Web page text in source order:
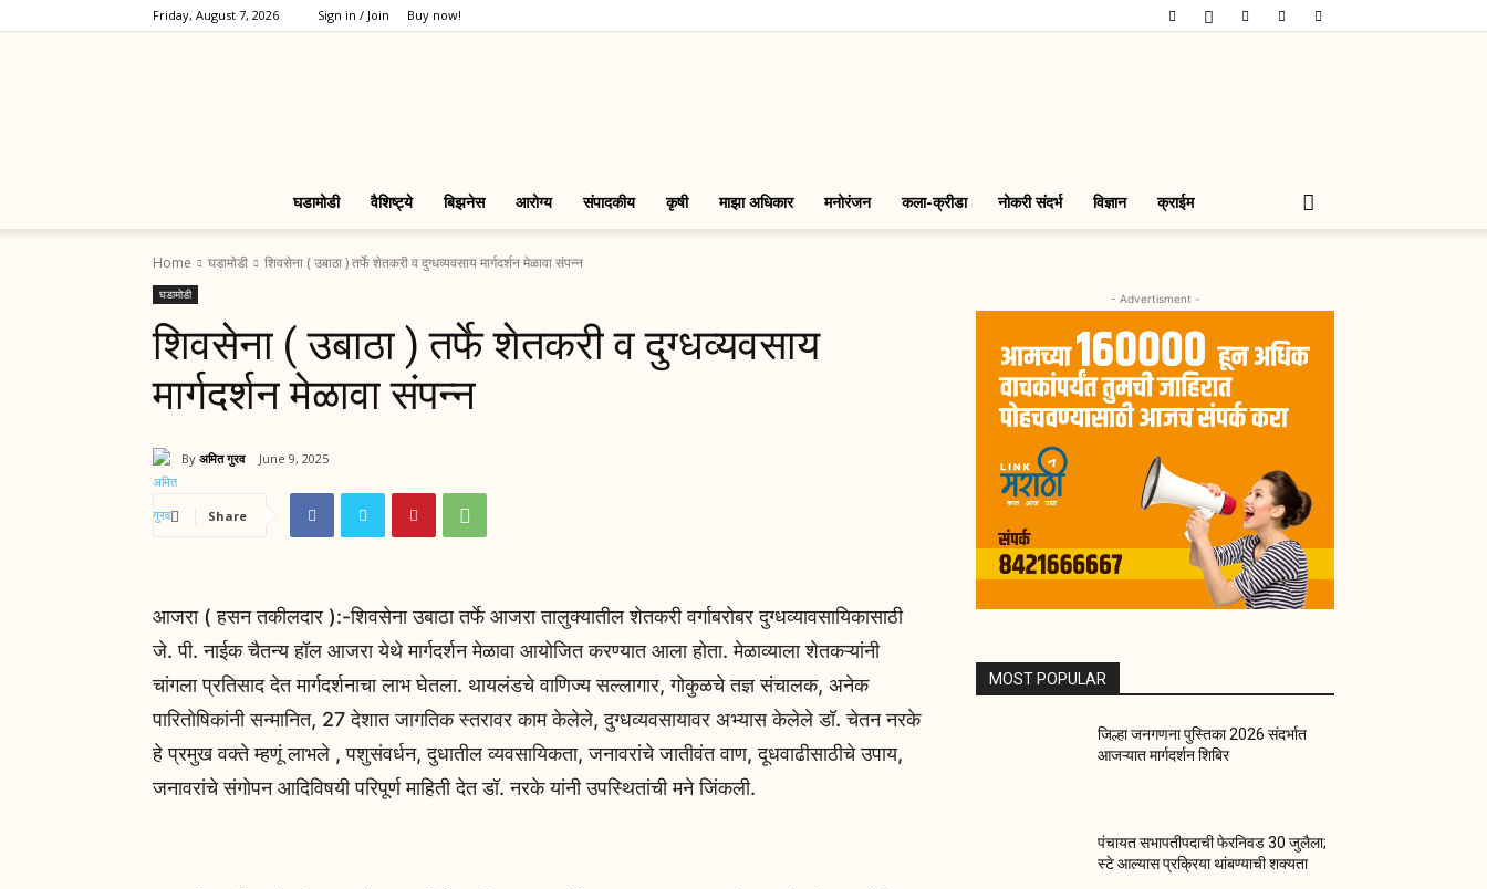
Friday, August 7, 2026 Sign in / Join Buy now!
घडामोडी वैशिष्ट्ये बिझनेस आरोग्य संपादकीय कृषी माझा अधिकार मनोरंजन कला-क्रीडा नोकरी संदर्भ विज्ञान क्राईम
Home घडामोडी शिवसेना ( उबाठा ) तर्फे शेतकरी व दुग्धव्यवसाय मार्गदर्शन मेळावा संपन्न
घडामोडी
शिवसेना ( उबाठा ) तर्फे शेतकरी व दुग्धव्यवसाय
मार्गदर्शन मेळावा संपन्न
By अमित गुरव June 9, 2025
Share
आजरा ( हसन तकीलदार ):-शिवसेना उबाठा तर्फे आजरा तालुक्यातील शेतकरी वर्गाबरोबर दुग्धव्यावसायिकासाठी
जे. पी. नाईक चैतन्य हॉल आजरा येथे मार्गदर्शन मेळावा आयोजित करण्यात आला होता. मेळाव्याला शेतकऱ्यांनी
चांगला प्रतिसाद देत मार्गदर्शनाचा लाभ घेतला. थायलंडचे वाणिज्य सल्लागार, गोकुळचे तज्ञ संचालक, अनेक
पारितोषिकांनी सन्मानित, 27 देशात जागतिक स्तरावर काम केलेले, दुग्धव्यवसायावर अभ्यास केलेले डॉ. चेतन नरके
हे प्रमुख वक्ते म्हणूं लाभले , पशुसंवर्धन, दुधातील व्यवसायिकता, जनावरांचे जातीवंत वाण, दूधवाढीसाठीचे उपाय,
जनावरांचे संगोपन आदिविषयी परिपूर्ण माहिती देत डॉ. नरके यांनी उपस्थितांची मने जिंकली.
- Advertisment -
MOST POPULAR
जिल्हा जनगणना पुस्तिका 2026 संदर्भात
आजऱ्यात मार्गदर्शन शिबिर
पंचायत सभापतीपदाची फेरनिवड 30 जुलैला;
स्टे आल्यास प्रक्रिया थांबण्याची शक्यता